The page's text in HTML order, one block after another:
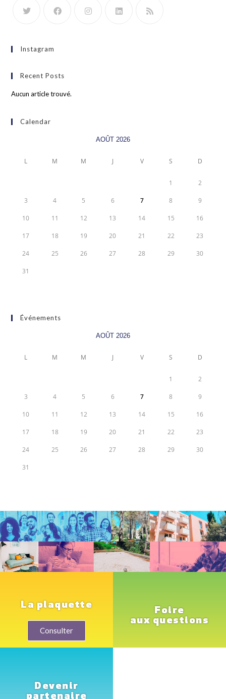
Instagram
Recent Posts
Aucun article trouvé.
Calendar
AOÛT 2026
L M M J V S D
1 2
3 4 5 6 7 8 9
10 11 12 13 14 15 16
17 18 19 20 21 22 23
24 25 26 27 28 29 30
31
Événements
AOÛT 2026
L M M J V S D
1 2
3 4 5 6 7 8 9
10 11 12 13 14 15 16
17 18 19 20 21 22 23
24 25 26 27 28 29 30
31
La plaquette
Consulter
Foire
aux questions
Devenir
partenaire